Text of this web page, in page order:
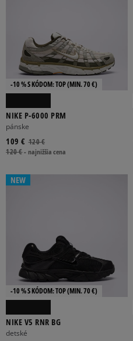
-10 % S KÓDOM: TOP (MIN. 70 €)
NIKE P-6000 PRM
pánske
120 €
109 €
120 €-najnižšia cena
NEW
-10 % S KÓDOM: TOP (MIN. 70 €)
NIKE V5 RNR BG
detské